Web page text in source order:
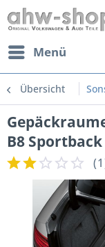
Menü
Übersicht
B8
(1